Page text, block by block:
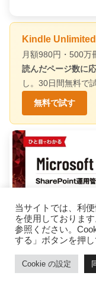
Kindle Unlimited
月額980円・500万
読んだページ数に
し。30日間無料で
無料で試す
当サイトでは、利
を使用しております
参照ください。
する」ボタンを押し
Cookie の設定